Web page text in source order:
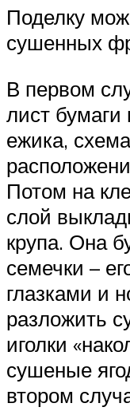
Поделку
сушенных
В первом
лист бумаги
ежика,
Потом на
слой
крупа. Она
семечки –
глазками и
разложить
иголки
сушеные
втором